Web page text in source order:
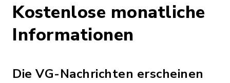
Kostenlose monatliche
Informationen
Die VG-Nachrichten erscheinen